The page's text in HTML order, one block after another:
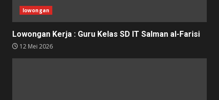
lowongan
Lowongan Kerja : Guru Kelas SD IT Salman al-Farisi
12 Mei 2026